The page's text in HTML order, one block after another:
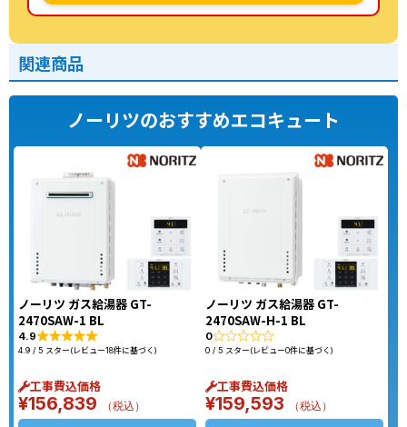
関連商品
ノーリツのおすすめエコキュート
ノーリツ ガス給湯器 GT-
2470SAW-1 BL
4.9
4.9 / 5 スター(レビュー18件に基づく)
工事費込価格
¥156,839 （税込）
ノーリツ ガス給湯器 GT-
2470SAW-H-1 BL
0
0 / 5 スター(レビュー0件に基づく)
工事費込価格
¥159,593 （税込）